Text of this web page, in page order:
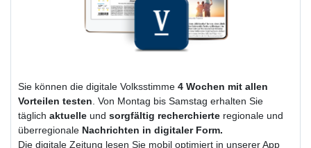
Sie können die digitale Volksstimme 4 Wochen mit allen
Vorteilen testen . Von Montag bis Samstag erhalten Sie
täglich aktuelle und sorgfältig recherchierte regionale und
überregionale Nachrichten in digitaler Form.
Die digitale Zeitung lesen Sie mobil optimiert in unserer App